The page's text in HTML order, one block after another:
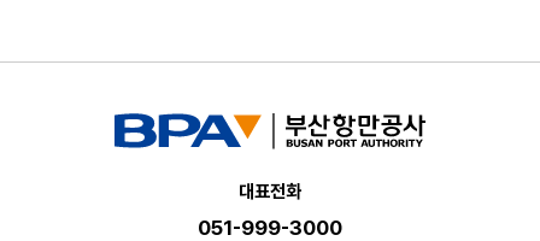
대표전화
051-999-3000